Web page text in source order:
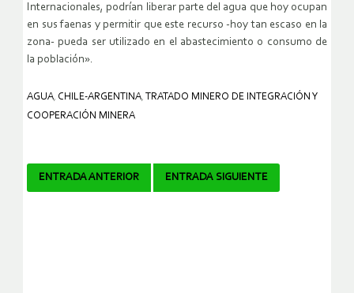
Internacionales, podrían liberar parte del agua que hoy ocupan
en sus faenas y permitir que este recurso -hoy tan escaso en la
zona- pueda ser utilizado en el abastecimiento o consumo de
la población».
AGUA, CHILE-ARGENTINA,
TRATADO MINERO DE INTEGRACIÓN Y
COOPERACIÓN MINERA
Navegador
ENTRADA ANTERIOR ENTRADA SIGUIENTE